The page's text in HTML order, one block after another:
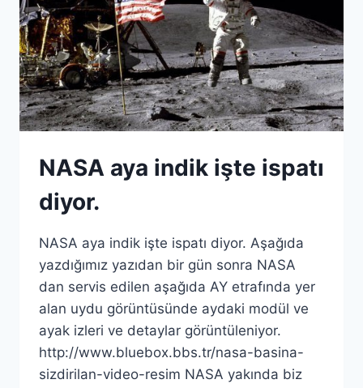
NASA aya indik işte ispatı
diyor.
NASA aya indik işte ispatı diyor. Aşağıda
yazdığımız yazıdan bir gün sonra NASA
dan servis edilen aşağıda AY etrafında yer
alan uydu görüntüsünde aydaki modül ve
ayak izleri ve detaylar görüntüleniyor.
http://www.bluebox.bbs.tr/nasa-basina-
sizdirilan-video-resim NASA yakında biz